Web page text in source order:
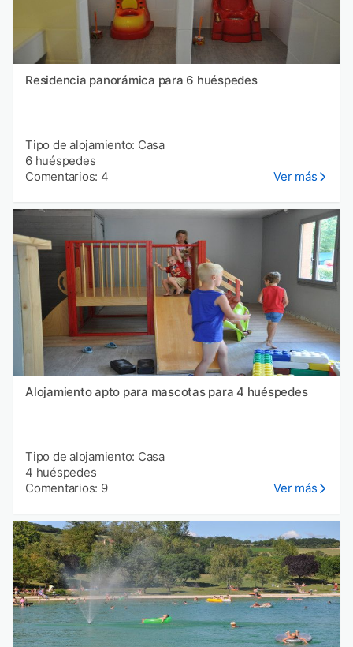
Residencia panorámica para 6 huéspedes
Tipo de alojamiento: Casa
6 huéspedes
Comentarios: 4
Ver más
Alojamiento apto para mascotas para 4 huéspedes
Tipo de alojamiento: Casa
4 huéspedes
Comentarios: 9
Ver más